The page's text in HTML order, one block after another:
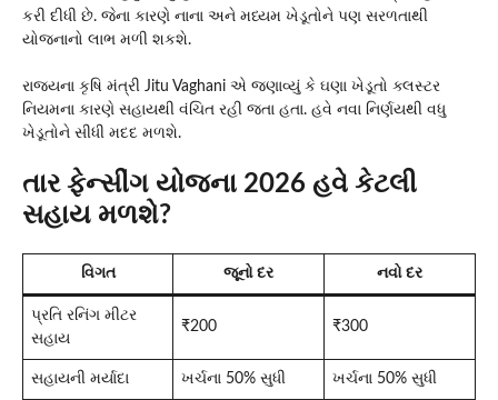
કરી દીધી છે. જેના કારણે નાના અને મધ્યમ ખેડૂતોને પણ સરળતાથી
યોજનાનો લાભ મળી શકશે.
રાજ્યના કૃષિ મંત્રી Jitu Vaghani એ જણાવ્યું કે ઘણા ખેડૂતો ક્લસ્ટર
નિયમના કારણે સહાયથી વંચિત રહી જતા હતા. હવે નવા નિર્ણયથી વધુ
ખેડૂતોને સીધી મદદ મળશે.
તાર ફેન્સીંગ યોજના 2026 હવે કેટલી
સહાય મળશે?
વિગત જૂનો દર નવો દર
પ્રતિ રનિંગ મીટર
સહાય
₹200 ₹300
સહાયની મર્યાદા ખર્ચના 50% સુધી ખર્ચના 50% સુધી